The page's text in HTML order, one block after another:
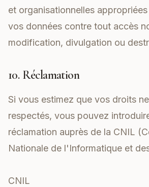
et organisationnelles
vos données contre tout accès
modification, divulgation ou
10. Réclamation
Si vous estimez que vos droits
respectés, vous pouvez
réclamation auprès de la CNIL
Nationale de l'Informatique et
CNIL